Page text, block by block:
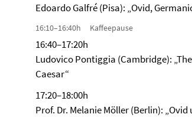
Edoardo Galfré (Pisa): „Ovid,
16:10–16:40h Kaffeepause
16:40–17:20h
Ludovico Pontiggia (Cambridge):
Caesar“
17:20–18:00h
Prof. Dr. Melanie Möller (Berlin):